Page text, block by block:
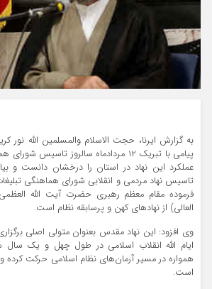
به گزارش ایرنا، حجت الاسلام والمسلمین الله نور
پیامی با تبریک ۱۲ مردادماه سالروز تاسیس
تاسیس نهاد مردمی و انقلابی شورای هماهنگی
فرموده مقام معظم رهبری حضرت آیت الله
العالی) از نهادهای کهن و پرسابقه نظام است.
وی افزود: این نهاد مقدس بعنوان متولی اصلی
ایام الله انقلاب اسلامی در طول چهل و یک
همواره در مسیر آرمان‌های نظام اسلامی حرکت کرده
است.